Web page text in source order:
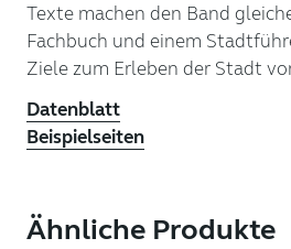
Texte machen den Band
Fachbuch und einem
Ziele zum Erleben der Stadt
Datenblatt
Beispielseiten
Ähnliche Produkte